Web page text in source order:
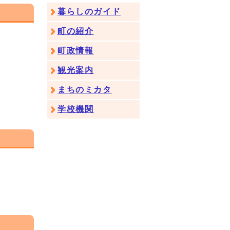
暮らしのガイド
町の紹介
町政情報
観光案内
まちのミカタ
学校機関